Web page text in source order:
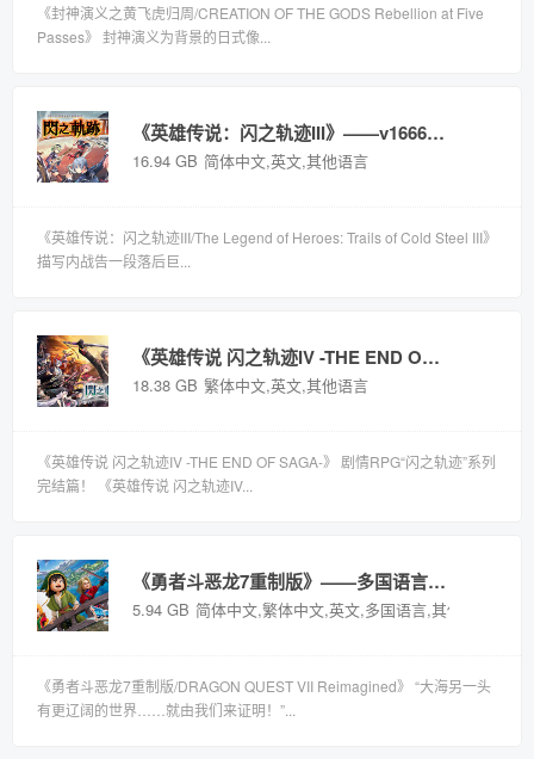
《封神演义之黄飞虎归周/CREATION OF THE GODS Rebellion at Five
Passes》 封神演义为背景的日式像...
《英雄传说：闪之轨迹III》——v16668702多国语言（含简体中文）免安装解压即玩版
16.94 GB 简体中文,英文,其他语言
《英雄传说：闪之轨迹III/The Legend of Heroes: Trails of Cold Steel III》
描写内战告一段落后巨...
《英雄传说 闪之轨迹IV -THE END OF SAGA-》——Build 7946380多国语言（含繁体中文）免安装解压即玩版
18.38 GB 繁体中文,英文,其他语言
《英雄传说 闪之轨迹IV -THE END OF SAGA-》 剧情RPG“闪之轨迹”系列
完结篇！ 《英雄传说 闪之轨迹IV...
《勇者斗恶龙7重制版》——多国语言（含简体中文）免安装解压即玩版
5.94 GB 简体中文,繁体中文,英文,多国语言,其他语言
《勇者斗恶龙7重制版/DRAGON QUEST VII Reimagined》 “大海另一头
有更辽阔的世界……就由我们来证明！”...